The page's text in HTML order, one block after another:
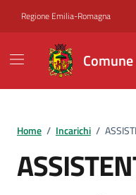
Regione Emilia-Romagna
Home / Incarichi /